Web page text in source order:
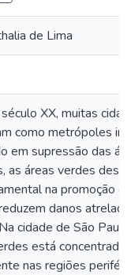
de Lima
XX, muitas
como metrópoles
em supressão das
as áreas verdes
na promoção
danos
cidade de São
está concentrada
nas regiões